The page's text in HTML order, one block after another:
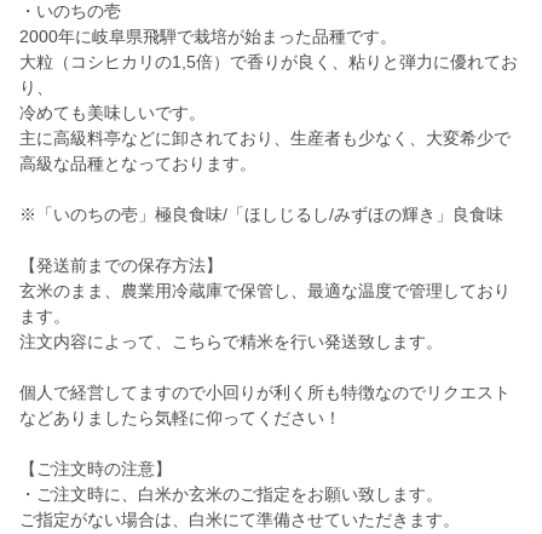
・いのちの壱
2000年に岐阜県飛騨で栽培が始まった品種です。
大粒（コシヒカリの1,5倍）で香りが良く、粘りと弾力に優れてお
り、
冷めても美味しいです。
主に高級料亭などに卸されており、生産者も少なく、大変希少で
高級な品種となっております。
※「いのちの壱」極良食味/「ほしじるし/みずほの輝き」良食味
【発送前までの保存方法】
玄米のまま、農業用冷蔵庫で保管し、最適な温度で管理しており
ます。
注文内容によって、こちらで精米を行い発送致します。
個人で経営してますので小回りが利く所も特徴なのでリクエスト
などありましたら気軽に仰ってください！
【ご注文時の注意】
・ご注文時に、白米か玄米のご指定をお願い致します。
ご指定がない場合は、白米にて準備させていただきます。